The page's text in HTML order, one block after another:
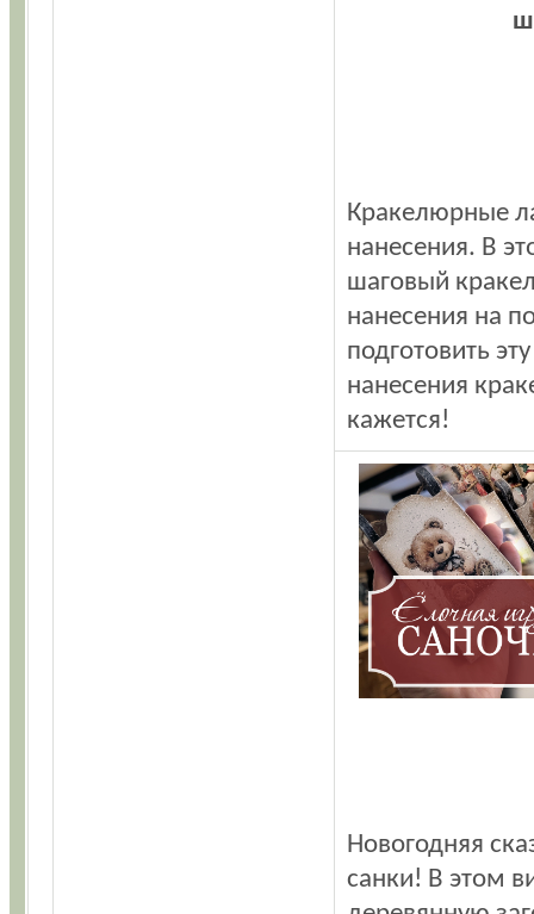
Кракелюрные
нанесения. В
шаговый
нанесения на
подготовить
нанесения
кажется!
Новогодняя
санки! В этом